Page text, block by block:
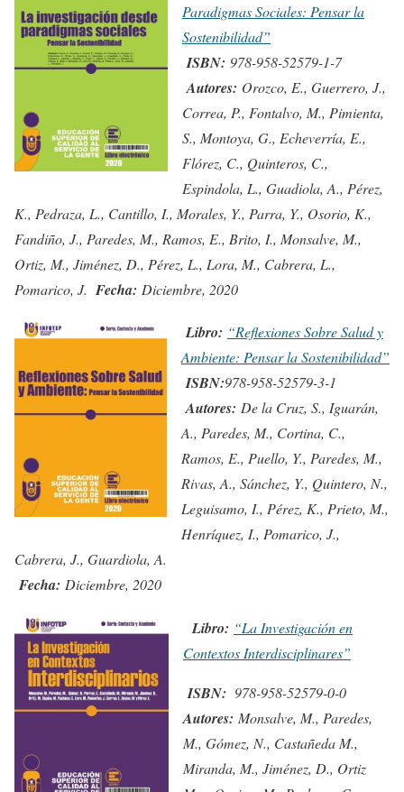
Paradigmas Sociales: Pensar la
Sostenibilidad”
ISBN: 978-958-52579-1-7
Autores: Orozco, E., Guerrero, J.,
Correa, P., Fontalvo, M., Pimienta,
S., Montoya, G., Echeverría, E.,
Flórez, C., Quinteros, C.,
Espindola, L., Guadiola, A., Pérez,
K., Pedraza, L., Cantillo, I., Morales, Y., Parra, Y., Osorio, K.,
Fandiño, J., Paredes, M., Ramos, E., Brito, I., Monsalve, M.,
Ortiz, M., Jiménez, D., Pérez, L., Lora, M., Cabrera, L.,
Pomarico, J. Fecha: Diciembre, 2020
Libro: “Reflexiones Sobre Salud y
Ambiente: Pensar la Sostenibilidad”
ISBN:978-958-52579-3-1
Autores: De la Cruz, S., Iguarán,
A., Paredes, M., Cortina, C.,
Ramos, E., Puello, Y., Paredes, M.,
Rivas, A., Sánchez, Y., Quintero, N.,
Leguisamo, I., Pérez, K., Prieto, M.,
Henríquez, I., Pomarico, J.,
Cabrera, J., Guardiola, A.
Fecha: Diciembre, 2020
Libro: “La Investigación en
Contextos Interdisciplinares”
ISBN: 978-958-52579-0-0
Autores: Monsalve, M., Paredes,
M., Gómez, N., Castañeda M.,
Miranda, M., Jiménez, D., Ortiz